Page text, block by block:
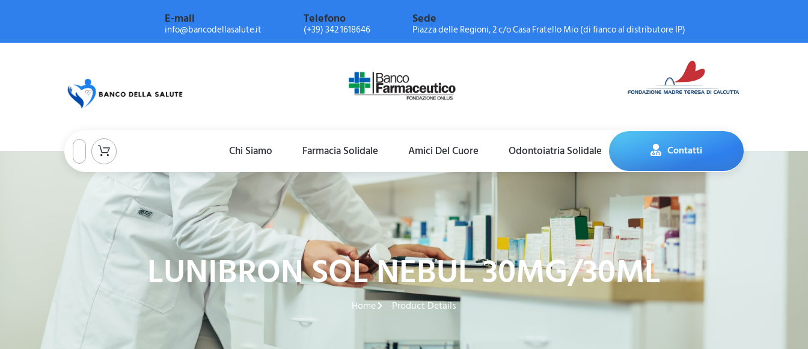
E-mail
info@bancodellasalute.it
Telefono
(+39) 342 1618646
Sede
Piazza delle Regioni, 2 c/o Casa Fratello Mio (di fianco al distributore IP)
Chi Siamo Farmacia Solidale Amici Del Cuore Odontoiatria Solidale Contatti
LUNIBRON SOL NEBUL 30MG/30ML
Home Product Details